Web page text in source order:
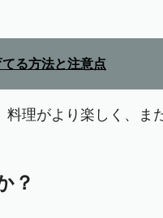
る方法と注意点
理がより楽しく、ま
？